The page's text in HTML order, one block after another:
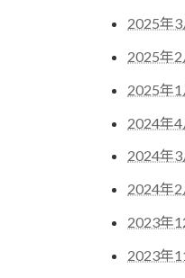
2025年3
2025年2
2025年1
2024年4
2024年3
2024年2
2023年
2023年